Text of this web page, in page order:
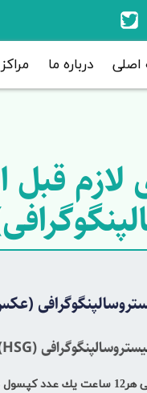
درباره ما
لازم
سیلین